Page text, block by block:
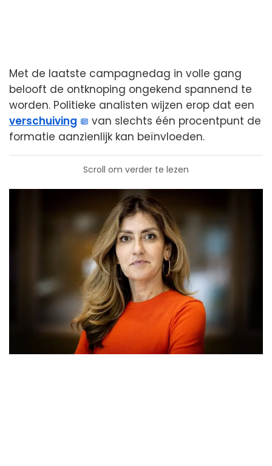
Met de laatste campagnedag in volle gang
belooft de ontknoping ongekend spannend te
worden. Politieke analisten wijzen erop dat een
verschuiving
van slechts één procentpunt de
formatie aanzienlijk kan beïnvloeden.
Scroll om verder te lezen